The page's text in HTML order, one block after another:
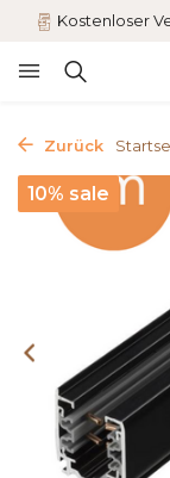
Kostenloser
Zurück
10% sale